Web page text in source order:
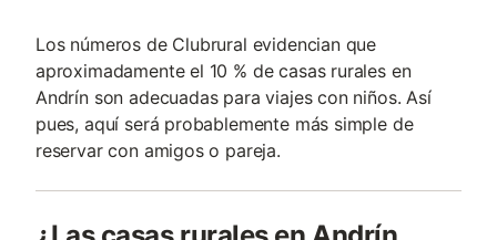
Los números de Clubrural evidencian que
aproximadamente el 10 % de casas rurales en
Andrín son adecuadas para viajes con niños. Así
pues, aquí será probablemente más simple de
reservar con amigos o pareja.